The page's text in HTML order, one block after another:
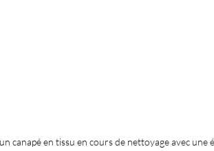
canapé en tissu en cours de nettoyage avec une